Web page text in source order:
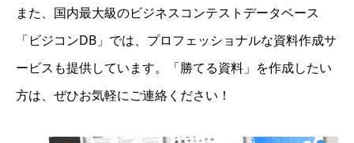
また、国内最大級のビジネスコンテストデータベース
「ビジコンDB」では、プロフェッショナルな資料作成サ
ービスも提供しています。「勝てる資料」を作成したい
方は、ぜひお気軽にご連絡ください！